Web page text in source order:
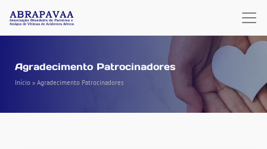
Agradecimento Patrocinadores
Início » Agradecimento Patrocinadores